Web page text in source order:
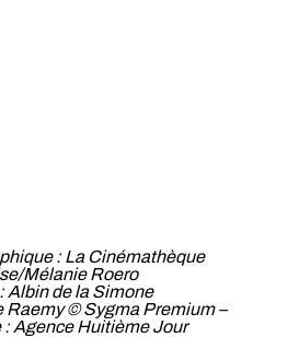
: La Cinémathèque
Mélanie Roero
Albin de la Simone
Raemy © Sygma Premium –
: Agence Huitième Jour